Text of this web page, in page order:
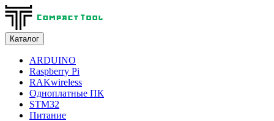
Каталог
ARDUINO
Raspberry Pi
RAKwireless
Одноплатные ПК
STM32
Питание